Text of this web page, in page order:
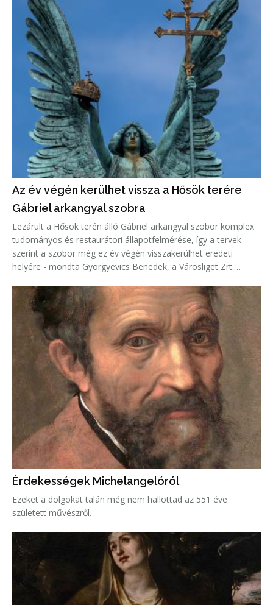
Az év végén kerülhet vissza a Hősök terére
Gábriel arkangyal szobra
Lezárult a Hősök terén álló Gábriel arkangyal szobor komplex
tudományos és restaurátori állapotfelmérése, így a tervek
szerint a szobor még ez év végén visszakerülhet eredeti
helyére - mondta Gyorgyevics Benedek, a Városliget Zrt.
Érdekességek Michelangelóról
Ezeket a dolgokat talán még nem hallottad az 551 éve
született művészről.